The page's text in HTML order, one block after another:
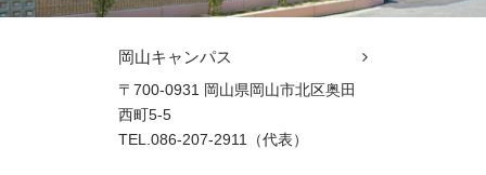
岡山キャンパス
〒700-0931 岡山県岡山市北区奥田
西町5-5
TEL.086-207-2911（代表）